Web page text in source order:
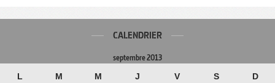
CALENDRIER
septembre 2013
L M M J V S D